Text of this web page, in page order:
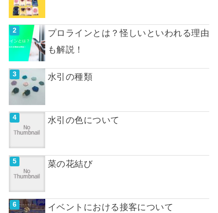
プロラインとは？怪しいといわれる理由
も解説！
水引の種類
水引の色について
菜の花結び
イベントにおける接客について